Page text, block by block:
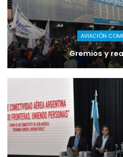
AVIACIÓN
Gremios y